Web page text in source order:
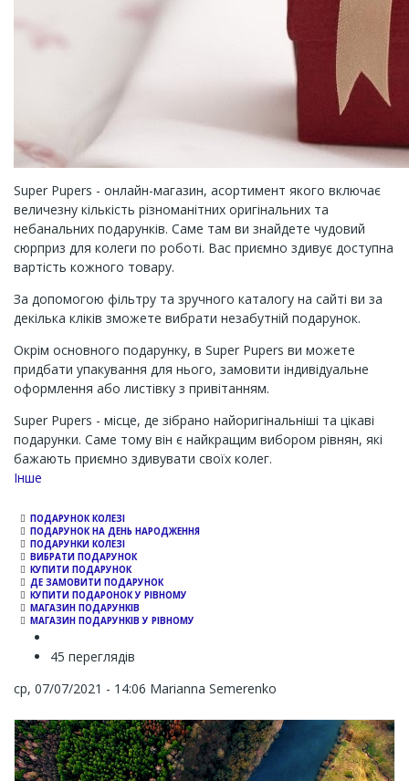
Super Pupers - онлайн-магазин, асортимент якого включає
величезну кількість різноманітних оригінальних та
небанальних подарунків. Саме там ви знайдете чудовий
сюрприз для колеги по роботі. Вас приємно здивує доступна
вартість кожного товару.
За допомогою фільтру та зручного каталогу на сайті ви за
декілька кліків зможете вибрати незабутній подарунок.
Окрім основного подарунку, в Super Pupers ви можете
придбати упакування для нього, замовити індивідуальне
оформлення або листівку з привітанням.
Super Pupers - місце, де зібрано найоригінальніші та цікаві
подарунки. Саме тому він є найкращим вибором рівнян, які
бажають приємно здивувати своїх колег.
Channel
Інше
ПОДАРУНОК КОЛЕЗІ
ПОДАРУНОК НА ДЕНЬ НАРОДЖЕННЯ
ПОДАРУНКИ КОЛЕЗІ
ВИБРАТИ ПОДАРУНОК
КУПИТИ ПОДАРУНОК
ДЕ ЗАМОВИТИ ПОДАРУНОК
КУПИТИ ПОДАРОНОК У РІВНОМУ
МАГАЗИН ПОДАРУНКІВ
МАГАЗИН ПОДАРУНКІВ У РІВНОМУ
45 переглядів
ср, 07/07/2021 - 14:06 Marianna Semerenko